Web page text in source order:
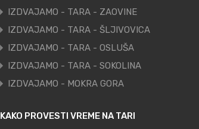
IZDVAJAMO - TARA - ZAOVINE
IZDVAJAMO - TARA - ŠLJIVOVICA
IZDVAJAMO - TARA - OSLUŠA
IZDVAJAMO - TARA - SOKOLINA
IZDVAJAMO - MOKRA GORA
KAKO PROVESTI VREME NA TARI